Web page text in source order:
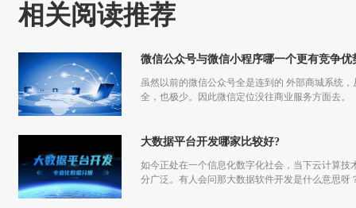
相关阅读推荐
微信公众号与微信小程序哪一个更有竞争优
虽然以前的微信公众号全是连到的 外部商城系统
全，也极少。因此微信定位没往商业服务方面去。
大数据平台开发哪家比较好?
如今正处在一个信息化数字化社会，当下云计算
分广泛。有人会问那大数据软件开发是什么意思呀